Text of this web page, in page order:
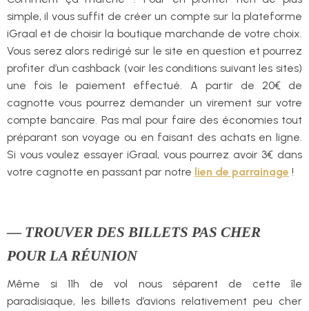
simple, il vous suffit de créer un compte sur la plateforme
iGraal et de choisir la boutique marchande de votre choix.
Vous serez alors redirigé sur le site en question et pourrez
profiter d’un cashback (voir les conditions suivant les sites)
une fois le paiement effectué. A partir de 20€ de
cagnotte vous pourrez demander un virement sur votre
compte bancaire. Pas mal pour faire des économies tout
préparant son voyage ou en faisant des achats en ligne.
Si vous voulez essayer iGraal, vous pourrez avoir 3€ dans
votre cagnotte en passant par notre lien de parrainage !
— TROUVER DES BILLETS PAS CHER
POUR LA RÉUNION
Même si 11h de vol nous séparent de cette île
paradisiaque, les billets d’avions relativement peu cher